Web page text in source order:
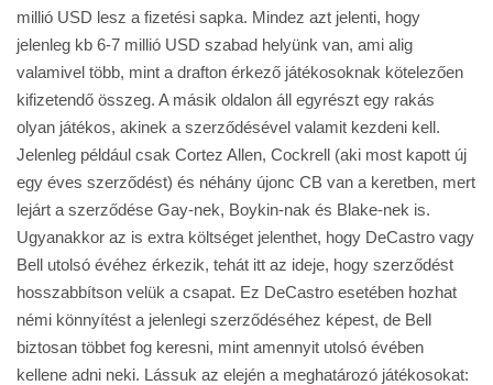
millió USD lesz a fizetési sapka. Mindez azt jelenti, hogy
jelenleg kb 6-7 millió USD szabad helyünk van, ami alig
valamivel több, mint a drafton érkező játékosoknak kötelezően
kifizetendő összeg. A másik oldalon áll egyrészt egy rakás
olyan játékos, akinek a szerződésével valamit kezdeni kell.
Jelenleg például csak Cortez Allen, Cockrell (aki most kapott új
egy éves szerződést) és néhány újonc CB van a keretben, mert
lejárt a szerződése Gay-nek, Boykin-nak és Blake-nek is.
Ugyanakkor az is extra költséget jelenthet, hogy DeCastro vagy
Bell utolsó évéhez érkezik, tehát itt az ideje, hogy szerződést
hosszabbítson velük a csapat. Ez DeCastro esetében hozhat
némi könnyítést a jelenlegi szerződéséhez képest, de Bell
biztosan többet fog keresni, mint amennyit utolsó évében
kellene adni neki. Lássuk az elején a meghatározó játékosokat: